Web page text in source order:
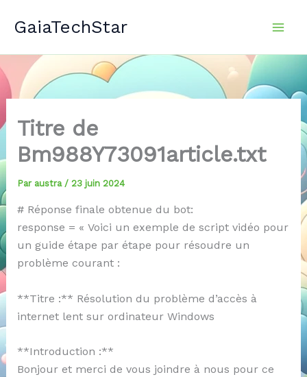
GaiaTechStar
Titre de
Bm988Y73091article.txt
Par austra / 23 juin 2024
# Réponse finale obtenue du bot:
response = « Voici un exemple de script vidéo pour
un guide étape par étape pour résoudre un
problème courant :
**Titre :** Résolution du problème d’accès à
internet lent sur ordinateur Windows
**Introduction :**
Bonjour et merci de vous joindre à nous pour ce